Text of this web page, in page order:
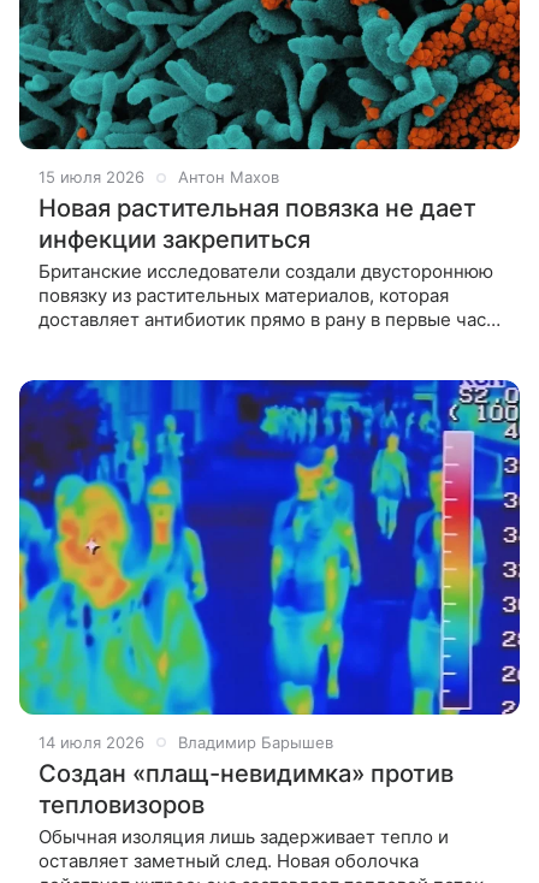
15 июля 2026 Антон Махов
Новая растительная повязка не дает
инфекции закрепиться
Британские исследователи создали двустороннюю
повязку из растительных материалов, которая
доставляет антибиотик прямо в рану в первые часы
14 июля 2026 Владимир Барышев
Создан «плащ-невидимка» против
тепловизоров
Обычная изоляция лишь задерживает тепло и
оставляет заметный след. Новая оболочка